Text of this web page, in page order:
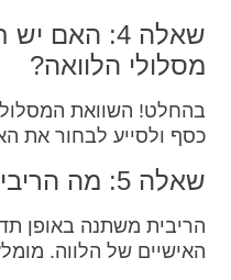
שאלה 4:
מסלולי הלוואה?
בהחלט! השוואת
כסף ולסייע לבחור את
שאלה 5: מה הריבית הממוצעת כיום?
הריבית משתנה באופן
האישיים של הלווה.